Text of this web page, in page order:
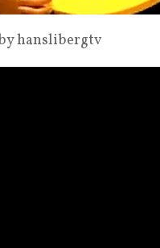
hanslibergtv